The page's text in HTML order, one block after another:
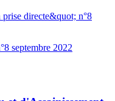
septembre 2022